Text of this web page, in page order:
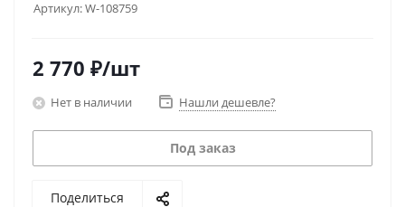
Артикул:W-108759
2 770 ₽/шт
Нет в наличии Нашли дешевле?
Под заказ
Поделиться